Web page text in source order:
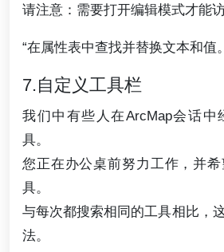
请注意：需要打开编辑模式才能访
“在属性表中查找并替换文本和值
7.自定义工具栏
我们中有些人在ArcMap会话中
具。
您正在办公桌前努力工作，并
具。
与每次都搜索相同的工具相比，
法。